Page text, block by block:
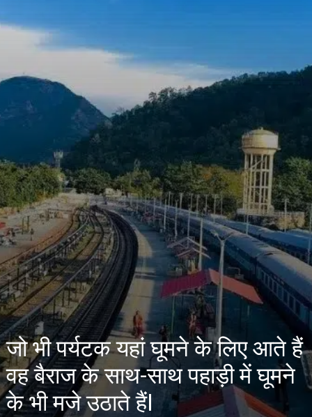
जो भी पर्यटक यहां घूमने के लिए आते हैं
वह बैराज के साथ-साथ पहाड़ी में घूमने
के भी मजे उठाते हैंI